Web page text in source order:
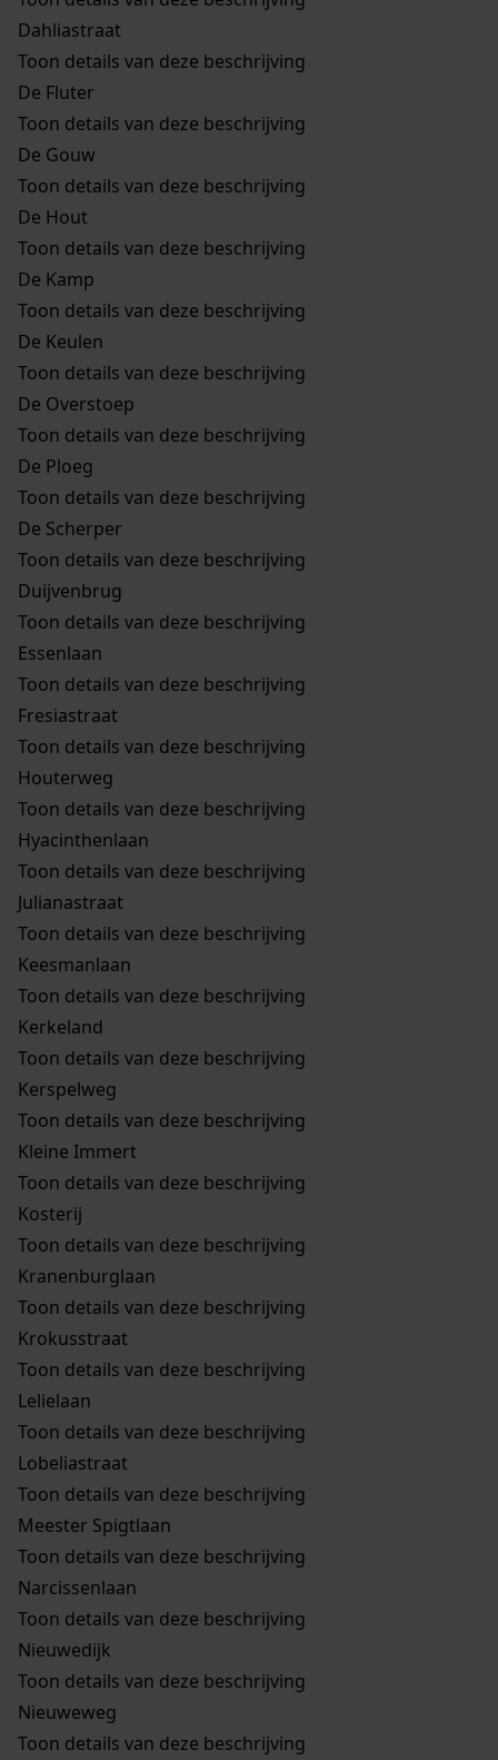
Dahliastraat
Toon details van deze beschrijving
De Fluter
Toon details van deze beschrijving
De Gouw
Toon details van deze beschrijving
De Hout
Toon details van deze beschrijving
De Kamp
Toon details van deze beschrijving
De Keulen
Toon details van deze beschrijving
De Overstoep
Toon details van deze beschrijving
De Ploeg
Toon details van deze beschrijving
De Scherper
Toon details van deze beschrijving
Duijvenbrug
Toon details van deze beschrijving
Essenlaan
Toon details van deze beschrijving
Fresiastraat
Toon details van deze beschrijving
Houterweg
Toon details van deze beschrijving
Hyacinthenlaan
Toon details van deze beschrijving
Julianastraat
Toon details van deze beschrijving
Keesmanlaan
Toon details van deze beschrijving
Kerkeland
Toon details van deze beschrijving
Kerspelweg
Toon details van deze beschrijving
Kleine Immert
Toon details van deze beschrijving
Kosterij
Toon details van deze beschrijving
Kranenburglaan
Toon details van deze beschrijving
Krokusstraat
Toon details van deze beschrijving
Lelielaan
Toon details van deze beschrijving
Lobeliastraat
Toon details van deze beschrijving
Meester Spigtlaan
Toon details van deze beschrijving
Narcissenlaan
Toon details van deze beschrijving
Nieuwedijk
Toon details van deze beschrijving
Nieuweweg
Toon details van deze beschrijving